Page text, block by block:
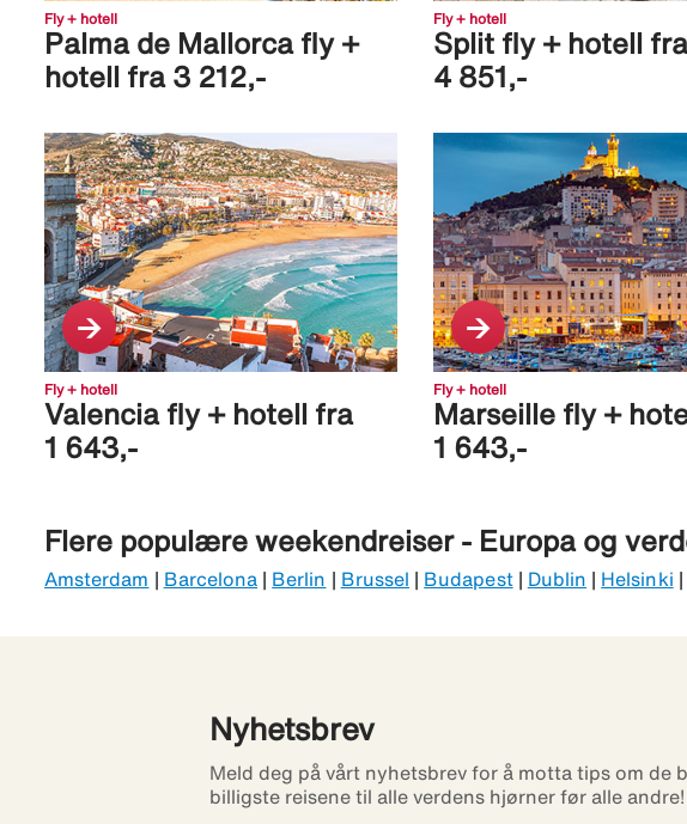
Fly + hotell
Palma de Mallorca fly +
hotell fra 3 212,-
Fly + hotell
Split fly + hotell fra
4 851,-
Fly + hotell
Valencia fly + hotell fra
1 643,-
Fly + hotell
Marseille fly +
1 643,-
Flere populære weekendreiser - Europa og
Amsterdam Barcelona Berlin Brussel Budapest| Dublin Helsinki
Nyhetsbrev
Meld deg på vårt nyhetsbrev for å motta tips om de
billigste reisene til alle verdens hjørner før alle andre!